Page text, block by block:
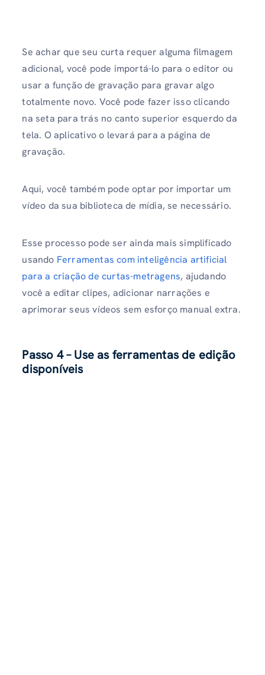
Se achar que seu curta requer alguma filmagem
adicional, você pode importá-lo para o editor ou
usar a função de gravação para gravar algo
totalmente novo. Você pode fazer isso clicando
na seta para trás no canto superior esquerdo da
tela. O aplicativo o levará para a página de
gravação.
Aqui, você também pode optar por importar um
vídeo da sua biblioteca de mídia, se necessário.
Esse processo pode ser ainda mais simplificado
usando Ferramentas com inteligência artificial
para a criação de curtas-metragens, ajudando
você a editar clipes, adicionar narrações e
aprimorar seus vídeos sem esforço manual extra.
Passo 4 – Use as ferramentas de edição
disponíveis